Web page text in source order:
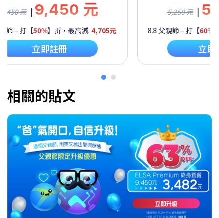
相關的貼文
元 | 5,250 元
– 打【 60%】折，最高減 2,092元
立即註冊
9,450 元 |
8.8 父親節 – 打【 50%
立即